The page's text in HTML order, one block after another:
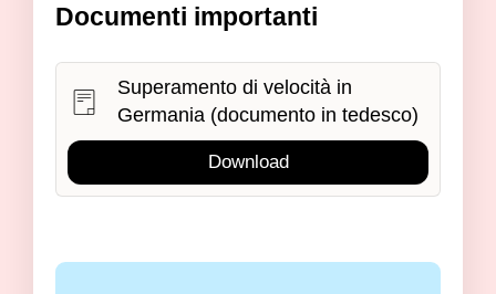
Documenti importanti
Superamento di velocità in
Germania (documento in tedesco)
Download